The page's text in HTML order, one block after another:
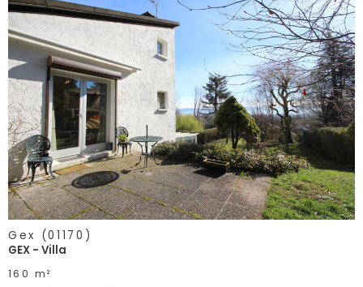
voir le
bien
Gex (01170)
GEX - Villa
160 m²